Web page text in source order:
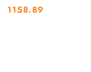
Cena:
1158.89